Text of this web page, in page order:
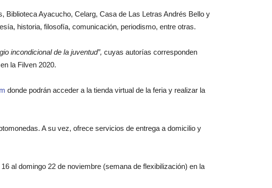
Biblioteca Ayacucho, Celarg, Casa de Las Letras Andrés Bello y
historia, filosofía, comunicación, periodismo, entre otras.
incondicional de la juventud”, cuyas autorías corresponden
la Filven 2020.
donde podrán acceder a la tienda virtual de la feria y realizar la
A su vez, ofrece servicios de entrega a domicilio y
al domingo 22 de noviembre (semana de flexibilización) en la